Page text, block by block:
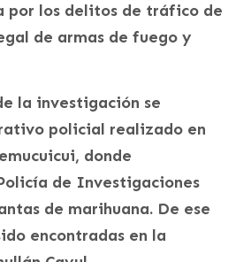
por los delitos de tráfico de
de armas de fuego y
la investigación se
policial realizado en
donde
de Investigaciones
de marihuana. De ese
encontradas en la